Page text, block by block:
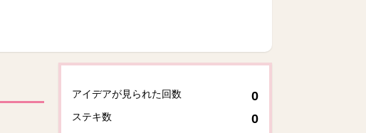
アイデアが見られた回数 0
ステキ数 0